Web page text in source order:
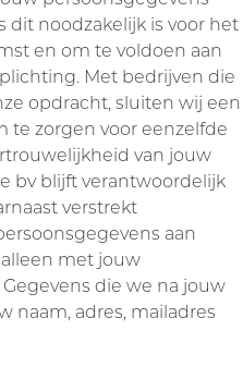
dit noodzakelijk is voor het
en om te voldoen aan
Met bedrijven die
opdracht, sluiten wij een
te zorgen voor eenzelfde
van jouw
bv blijft verantwoordelijk
verstrekt
aan
met jouw
die we na jouw
naam, adres, mailadres